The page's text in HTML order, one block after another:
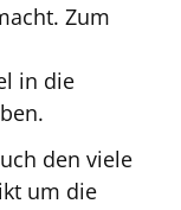
Zum
in die
den viele
um die